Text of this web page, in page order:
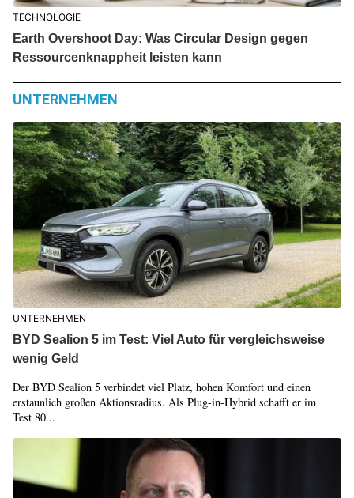
TECHNOLOGIE
Earth Overshoot Day: Was Circular Design gegen
Ressourcenknappheit leisten kann
UNTERNEHMEN
UNTERNEHMEN
BYD Sealion 5 im Test: Viel Auto für vergleichsweise
wenig Geld
Der BYD Sealion 5 verbindet viel Platz, hohen Komfort und einen
erstaunlich großen Aktionsradius. Als Plug-in-Hybrid schafft er im
Test 80...